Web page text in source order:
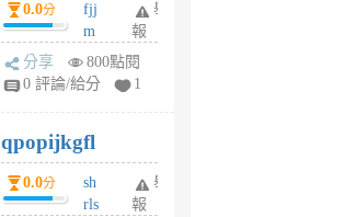
月
前
0.0分
fjj
m
w
rs
6
個
月
前
舉
報
分享
800點閱
0 評論/給分
1
qpopijkgfl
0.0分
sh
rls
舉
報